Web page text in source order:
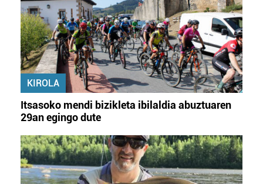
KIROLA
Itsasoko mendi bizikleta ibilaldia abuztuaren
29an egingo dute